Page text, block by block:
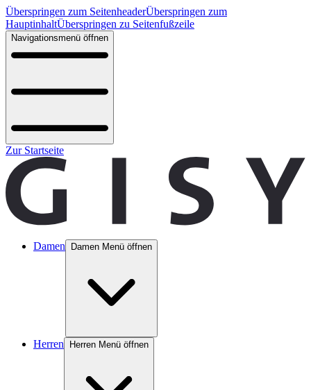
Überspringen zum SeitenheaderÜberspringen zum
HauptinhaltÜberspringen zu Seitenfußzeile
Navigationsmenü öffnen
Zur Startseite
Damen Damen Menü öffnen
Herren Herren Menü öffnen